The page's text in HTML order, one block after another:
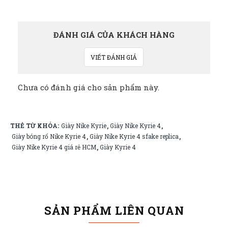
ĐÁNH GIÁ CỦA KHÁCH HÀNG
VIẾT ĐÁNH GIÁ
Chưa có đánh giá cho sản phẩm này.
THẺ TỪ KHÓA: Giày Nike Kyrie,Giày Nike Kyrie 4,
Giày bóng rổ Nike Kyrie 4,Giày Nike Kyrie 4 sfake replica,
Giày Nike Kyrie 4 giá rẻ HCM,Giày Kyrie 4
SẢN PHẨM LIÊN QUAN